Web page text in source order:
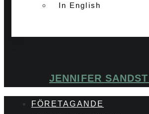
In English
JENNIFER
FÖRETAGANDE